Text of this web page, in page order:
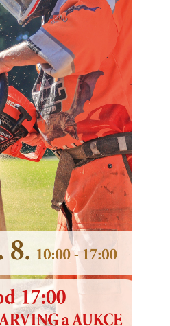
dotace
dotace
PERNŠTEJNEM 2022
AKTIVITY
mládeže